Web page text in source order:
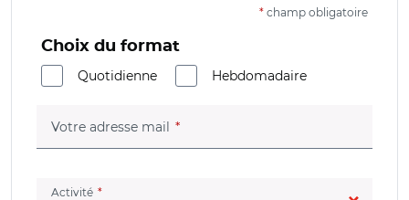
* champ obligatoire
Choix du format
Quotidienne
Hebdomadaire
Votre adresse mail (champ obligatoire)
Activité (champ obligatoire)